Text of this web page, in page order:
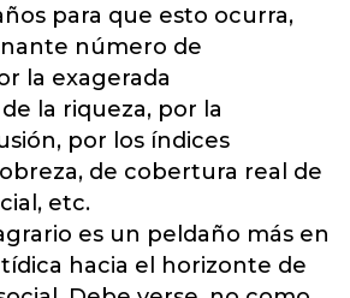
para que esto ocurra,
número de
la exagerada
la riqueza, por la
por los índices
de cobertura real de
etc.
es un peldaño más en
hacia el horizonte de